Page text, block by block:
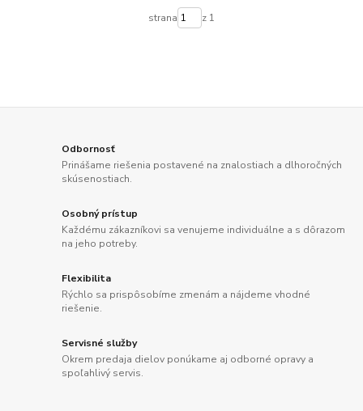
strana z 1
Odbornosť
Prinášame riešenia postavené na znalostiach a dlhoročných
skúsenostiach.
Osobný prístup
Každému zákazníkovi sa venujeme individuálne a s dôrazom
na jeho potreby.
Flexibilita
Rýchlo sa prispôsobíme zmenám a nájdeme vhodné
riešenie.
Servisné služby
Okrem predaja dielov ponúkame aj odborné opravy a
spoľahlivý servis.